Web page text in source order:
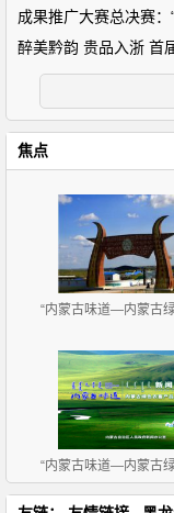
成果推广大赛总决赛
醉美黔韵 贵品入浙 首
焦点
“内蒙古味道—内蒙古绿色农畜产品览交
“内蒙古味道—内蒙古绿色农畜产品 展